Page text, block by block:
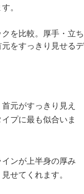
。
元がすっきり見え
プに最も似合いま
ンが上半身の厚み
せてくれます。